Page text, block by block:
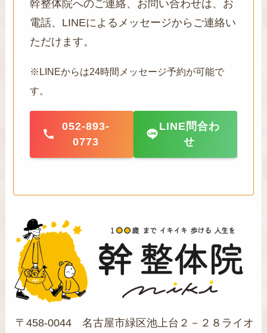
幹整体院へのご連絡、お問い合わせは、お
電話、LINEによるメッセージからご連絡い
ただけます。
※LINEからは24時間メッセージ予約が可能で
す。
052-893-
0773
LINE問合わ
せ
〒458-0044 名古屋市緑区池上台２－２８ライオ